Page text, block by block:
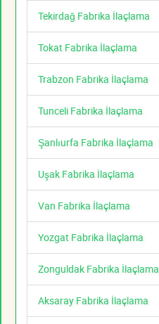
Tekirdağ Fabrika İlaçlama
Tokat Fabrika İlaçlama
Trabzon Fabrika İlaçlama
Tunceli Fabrika İlaçlama
Şanlıurfa Fabrika İlaçlama
Uşak Fabrika İlaçlama
Van Fabrika İlaçlama
Yozgat Fabrika İlaçlama
Zonguldak Fabrika İlaçlama
Aksaray Fabrika İlaçlama